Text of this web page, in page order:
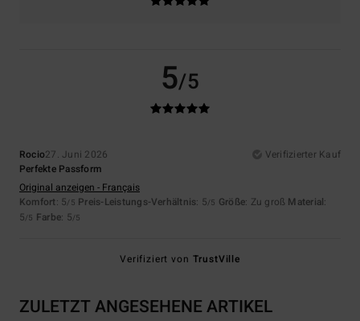
5/5
Rocio27. Juni 2026
Verifizierter Kauf
Perfekte Passform
Original anzeigen - Français
Komfort: 5/5 Preis-Leistungs-Verhältnis: 5/5 Größe: Zu groß Material:
5/5 Farbe: 5/5
Verifiziert von TrustVille
ZULETZT ANGESEHENE ARTIKEL